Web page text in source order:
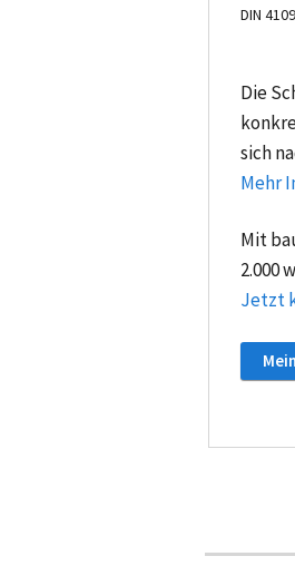
DIN
Die
sich
Mehr
Mit
2.000
Jetzt